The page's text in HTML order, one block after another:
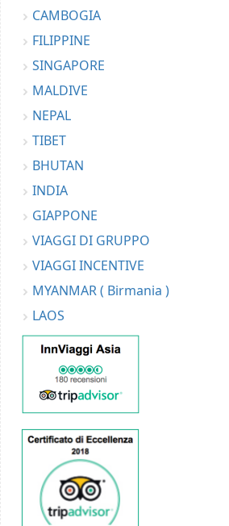
CAMBOGIA
FILIPPINE
SINGAPORE
MALDIVE
NEPAL
TIBET
BHUTAN
INDIA
GIAPPONE
VIAGGI DI GRUPPO
VIAGGI INCENTIVE
MYANMAR ( Birmania )
LAOS